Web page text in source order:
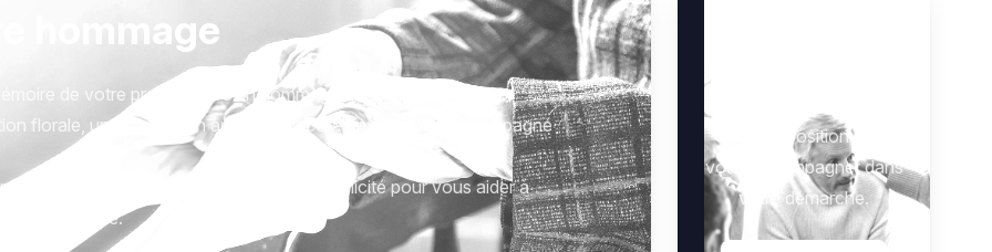
hommage
de votre proche avec un hommage qui vous ressemble :
florale, une plaque, un arbre, ou encore un message accompagné
sont présentées avec respect et simplicité pour vous aider à
qui compte.
votre disposition pour
vous accompagner dans
votre démarche.